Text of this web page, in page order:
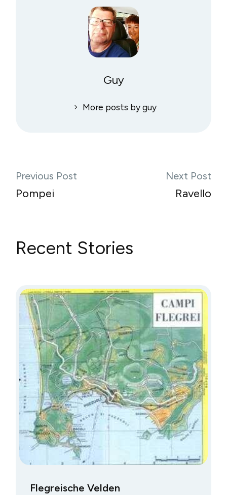
Guy
More posts by guy
Previous Post
Pompei
Next Post
Ravello
Recent Stories
Flegreische Velden